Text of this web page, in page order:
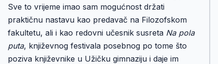
Sve to vrijeme imao sam mogućnost držati
praktičnu nastavu kao predavač na Filozofskom
fakultetu, ali i kao redovni učesnik susreta Na pola
puta, književnog festivala posebnog po tome što
poziva književnike u Užičku gimnaziju i daje im